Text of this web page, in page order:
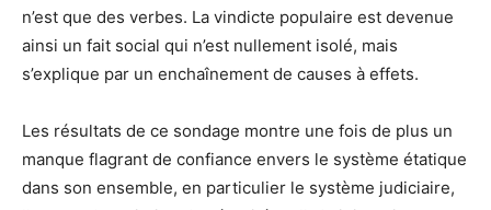
n’est que des verbes. La vindicte populaire est devenue
ainsi un fait social qui n’est nullement isolé, mais
s’explique par un enchaînement de causes à effets.
Les résultats de ce sondage montre une fois de plus un
manque flagrant de confiance envers le système étatique
dans son ensemble, en particulier le système judiciaire,